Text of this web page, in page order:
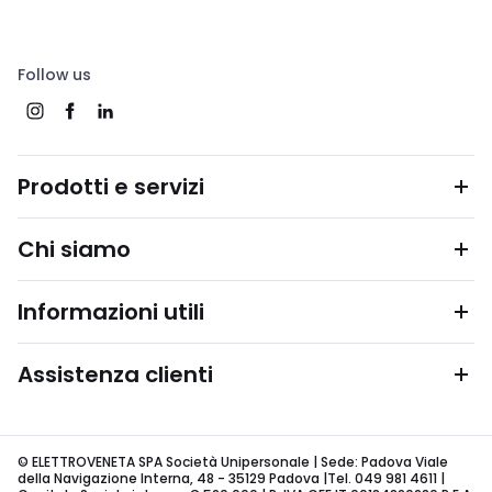
Follow us
Prodotti e servizi
Chi siamo
Informazioni utili
Assistenza clienti
© ELETTROVENETA SPA Società Unipersonale | Sede: Padova Viale
della Navigazione Interna, 48 - 35129 Padova |Tel. 049 981 4611 |